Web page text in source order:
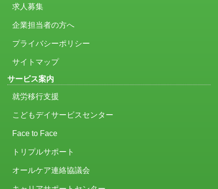
求人募集
企業担当者の方へ
プライバシーポリシー
サイトマップ
サービス案内
就労移行支援
こどもデイサービスセンター
Face to Face
トリプルサポート
オールケア連絡協議会